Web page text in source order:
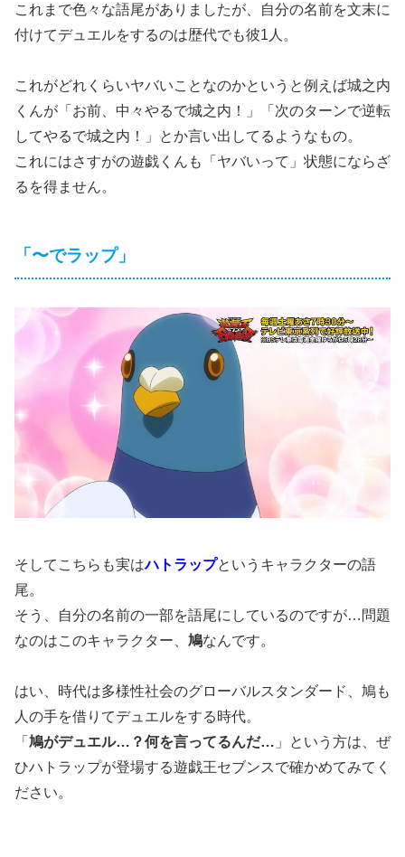
これまで色々な語尾がありましたが、自分の名前を文末に
付けてデュエルをするのは歴代でも彼1人。
これがどれくらいヤバいことなのかというと例えば城之内
くんが「お前、中々やるで城之内！」「次のターンで逆転
してやるで城之内！」とか言い出してるようなもの。
これにはさすがの遊戯くんも「ヤバいって」状態にならざ
るを得ません。
「〜でラップ」
そしてこちらも実はハトラップというキャラクターの語
尾。
そう、自分の名前の一部を語尾にしているのですが…問題
なのはこのキャラクター、 鳩なんです。
はい、時代は多様性社会のグローバルスタンダード、鳩も
人の手を借りてデュエルをする時代。
「 鳩がデュエル…？何を言ってるんだ… 」という方は、ぜ
ひハトラップが登場する遊戯王セブンスで確かめてみてく
ださい。